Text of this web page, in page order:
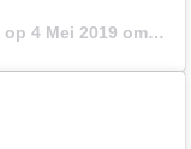
op 4 Mei 2019 om 5:23 (PDT)